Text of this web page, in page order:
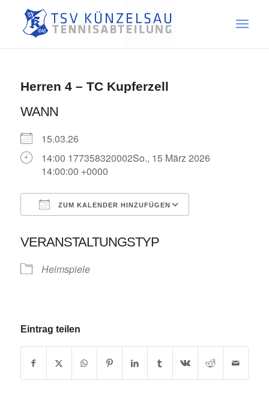
Herren 4 – TC Kupferzell
WANN
15.03.26
14:00 177358320002So., 15 März 2026
14:00:00 +0000
ZUM KALENDER HINZUFÜGEN
VERANSTALTUNGSTYP
Heimspiele
Eintrag teilen